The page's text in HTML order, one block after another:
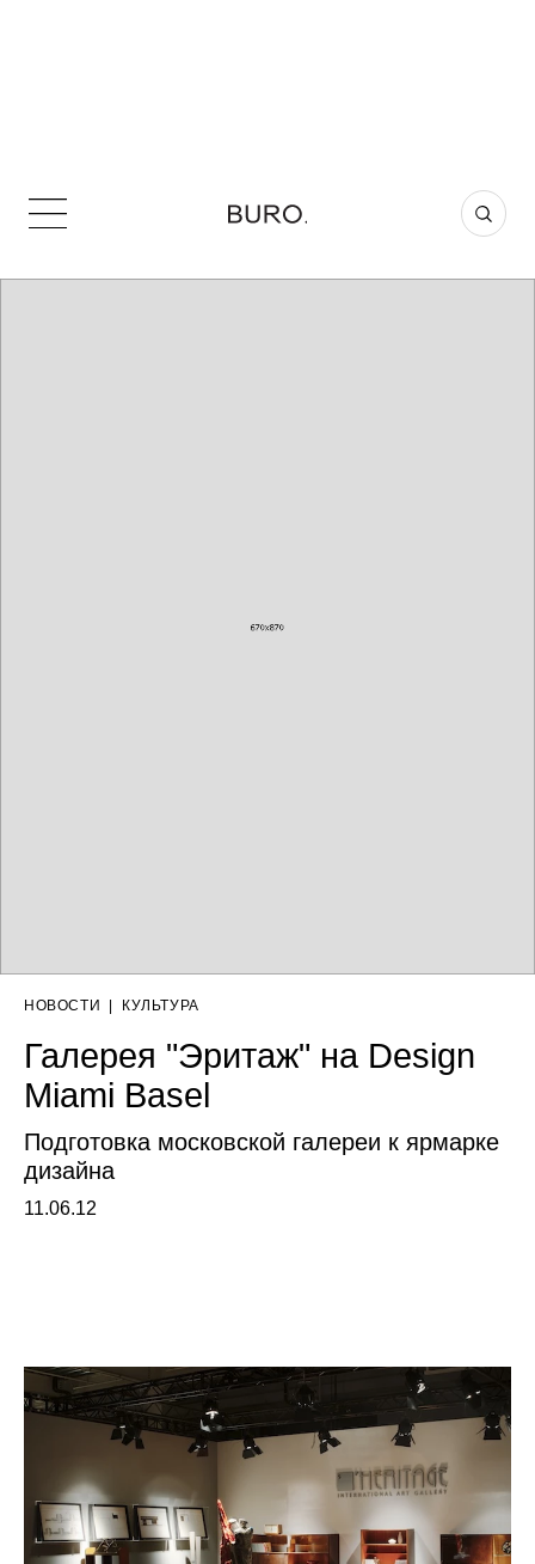
НОВОСТИ | КУЛЬТУРА
Галерея "Эритаж" на Design
Miami Basel
Подготовка московской галереи к ярмарке
дизайна
11.06.12